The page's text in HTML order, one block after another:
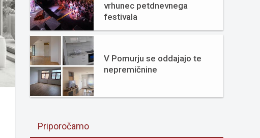
vrhunec petdnevnega
festivala
V Pomurju se oddajajo te
nepremičnine
Priporočamo